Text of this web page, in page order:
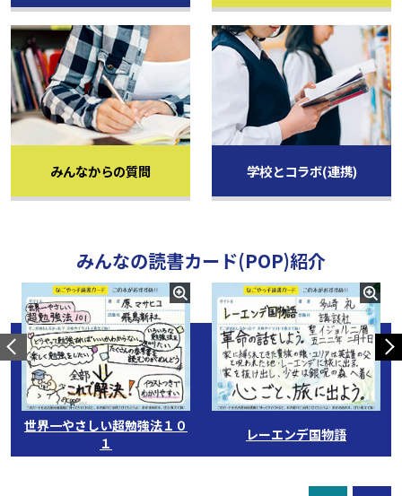
みんなからの質問
を開く。 学校とコラボ(連携)
を開く。
みんなの読書カード(POP)紹介
前へ
世界一やさしい超勉強法１０
１
レーエンデ国物語